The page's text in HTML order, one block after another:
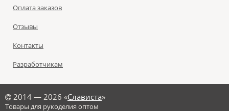
Оплата заказов
Отзывы
Контакты
Разработчикам
©2014 — 2026 «Слависта»
Товары для рукоделия оптом